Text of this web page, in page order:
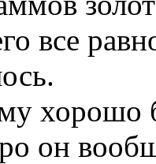
все
хорошо
он